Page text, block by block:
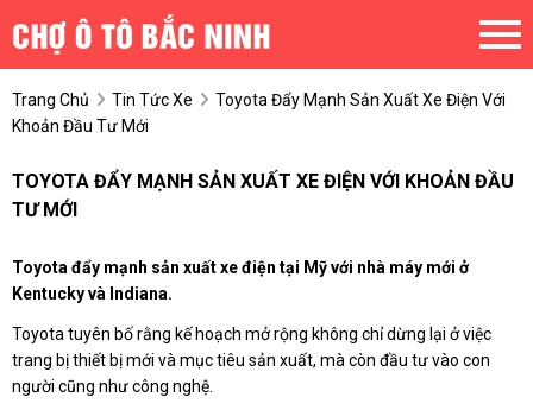
Trang Chủ Tin Tức Xe
Toyota Đẩy Mạnh Sản Xuất Xe Điện Với
Khoản Đầu Tư Mới
TOYOTA ĐẨY MẠNH SẢN XUẤT XE ĐIỆN VỚI KHOẢN ĐẦU
TƯ MỚI
Toyota đẩy mạnh sản xuất xe điện tại Mỹ với nhà máy mới ở
Kentucky và Indiana.
Toyota tuyên bố rằng kế hoạch mở rộng không chỉ dừng lại ở việc
trang bị thiết bị mới và mục tiêu sản xuất, mà còn đầu tư vào con
người cũng như công nghệ.